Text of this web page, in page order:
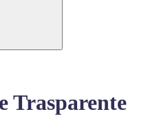
Trasparente